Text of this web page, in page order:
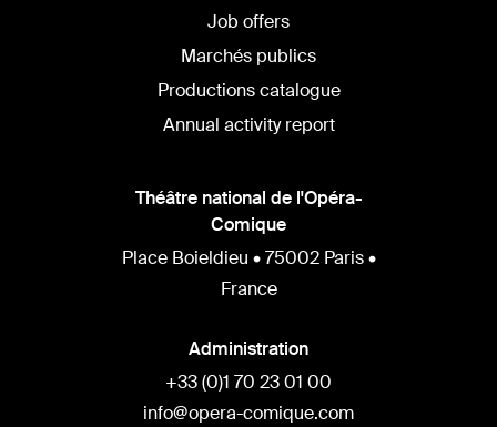
Job offers
Marchés publics
Productions catalogue
Annual activity report
Théâtre national de l'Opéra-
Comique
Place Boieldieu • 75002 Paris •
France
Administration
+33 (0)1 70 23 01 00
info@opera-comique.com